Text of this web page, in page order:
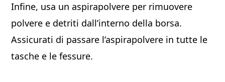
Infine, usa un aspirapolvere per rimuovere
polvere e detriti dall’interno della borsa.
Assicurati di passare l’aspirapolvere in tutte le
tasche e le fessure.